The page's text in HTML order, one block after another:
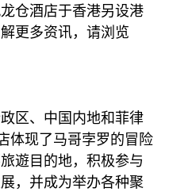
仓酒店于香港另设港
更多资讯，请浏览
区、中国内地和菲律
体现了马哥孛罗的冒险
遊目的地，积极参与
，并成为举办各种聚